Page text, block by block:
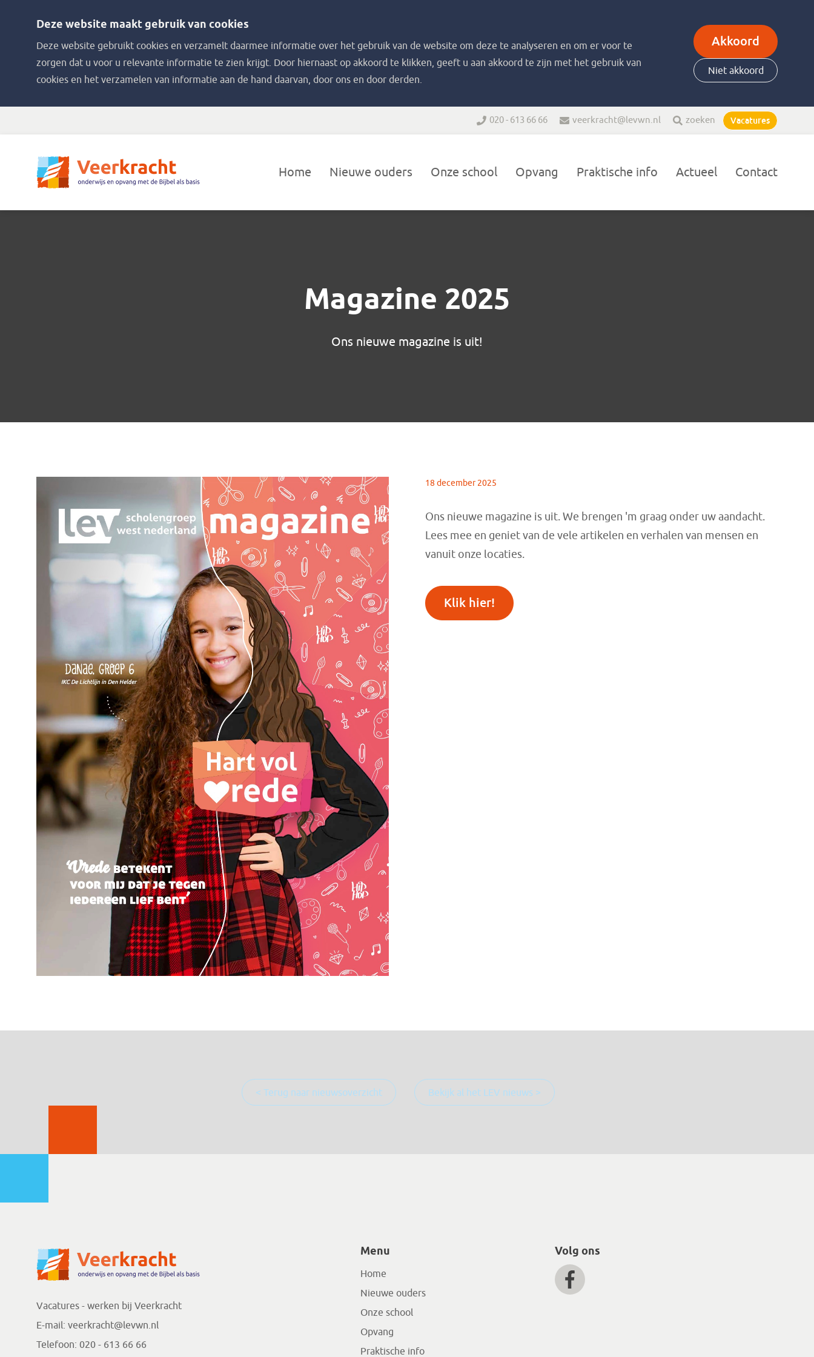
Deze website maakt gebruik van cookies
Deze website gebruikt cookies en verzamelt daarmee informatie over het gebruik van de website om deze te analyseren en om er voor te
zorgen dat u voor u relevante informatie te zien krijgt. Door hiernaast op akkoord te klikken, geeft u aan akkoord te zijn met het gebruik van
cookies en het verzamelen van informatie aan de hand daarvan, door ons en door derden.
Akkoord
Niet akkoord
020 - 613 66 66 veerkracht@levwn.nl zoeken Vacatures
Home Nieuwe ouders Onze school Opvang Praktische info Actueel Contact
Magazine 2025
Ons nieuwe magazine is uit!
18 december 2025
Ons nieuwe magazine is uit. We brengen 'm graag onder uw aandacht.
Lees mee en geniet van de vele artikelen en verhalen van mensen en
vanuit onze locaties.
Klik hier!
< Terug naar nieuwsoverzicht Bekijk al het LEV nieuws >
Vacatures - werken bij Veerkracht
E-mail: veerkracht@levwn.nl
Telefoon: 020 - 613 66 66
Menu
Home
Nieuwe ouders
Onze school
Opvang
Praktische info
Volg ons